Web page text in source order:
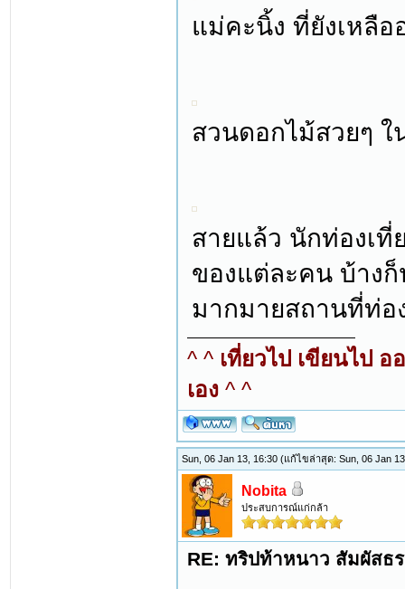
แม่คะนิ้ง ที่ยังเหลือ
สวนดอกไม้สวยๆ ใ
สายแล้ว นักท่องเที่
ของแต่ละคน บ้าง
มากมายสถานที่ท่อ
^ ^ เที่ยวไป เขียนไป
เอง ^ ^
Sun, 06 Jan 13, 16:30(แก้ไขล่าสุด: Sun, 06 Jan
Nobita
ประสบการณ์แก่กล้า
RE: ทริปท้าหนาว สัมผัสธ